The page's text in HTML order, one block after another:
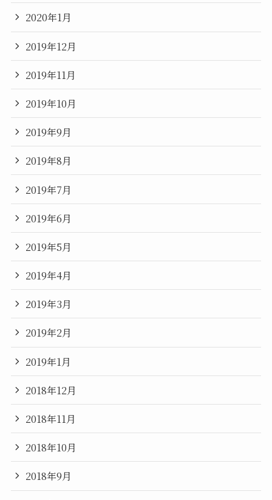
2020年1月
2019年12月
2019年11月
2019年10月
2019年9月
2019年8月
2019年7月
2019年6月
2019年5月
2019年4月
2019年3月
2019年2月
2019年1月
2018年12月
2018年11月
2018年10月
2018年9月